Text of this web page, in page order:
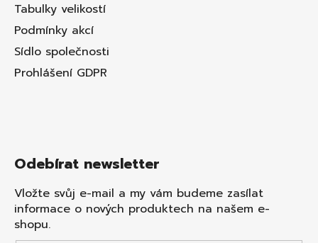
Tabulky velikostí
Podmínky akcí
Sídlo společnosti
Prohlášení GDPR
Odebírat newsletter
Vložte svůj e-mail a my vám budeme zasílat
informace o nových produktech na našem e-
shopu.